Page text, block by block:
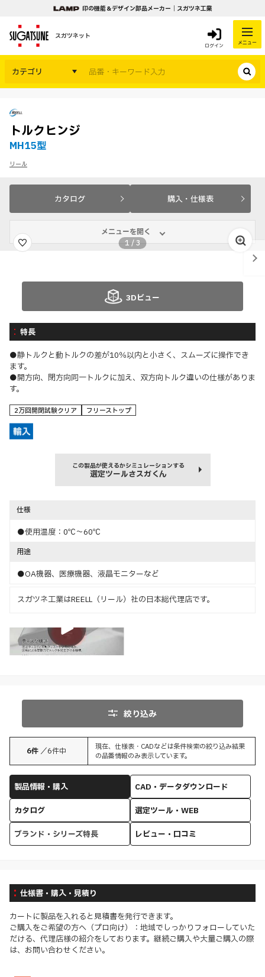
印の機能＆デザイン部品メーカー｜スガツネ工業
スガツネット
ログイン メニュー
カテゴリ
トルクヒンジ
MH15型
リール
カタログ 購入・仕様表
メニューを開く
1 /3
3Dビュー
特長
●静トルクと動トルクの差が10％以内と小さく、スムーズに操作でき
ます。
●開方向、閉方向同一トルクに加え、双方向トルク違いの仕様がありま
す。
2万回開閉試験クリア フリーストップ
この製品が使えるかシミュレーションする
選定ツールさスガくん
仕様
●使用温度：0℃～60℃
用途
●OA機器、医療機器、液晶モニターなど
スガツネ工業はREELL（リール）社の日本総代理店です。
特長
絞り込み
6件 ／6件中
現在、仕様表・CADなどは条件検索の絞り込み結果
の品番情報のみ表示しています。
製品情報・購入
CAD・データダウンロード
カタログ
選定ツール・WEB
ブランド・シリーズ特長
レビュー・口コミ
仕様書・購入・見積り
カートに製品を入れると見積書を発行できます。
ご購入をご希望の方へ（プロ向け）：地域でしっかりフォローしていた
だける、代理店様の紹介をしております。継続ご購入や大量ご購入の際
は、お問い合わせください。